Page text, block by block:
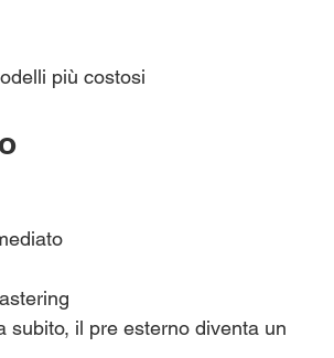
più costosi
subito, il pre esterno diventa un